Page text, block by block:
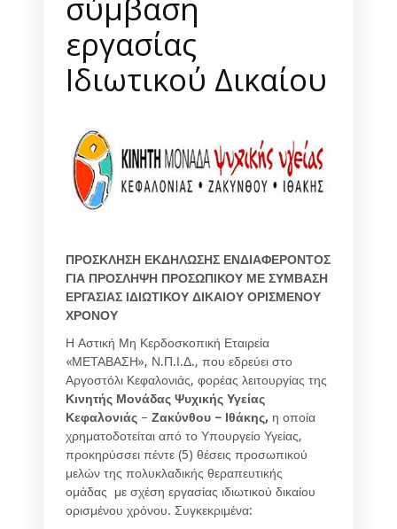
εργασίας
Ιδιωτικού Δικαίου
ΠΡΟΣΚΛΗΣΗ ΕΚΔΗΛΩΣΗΣ ΕΝΔΙΑΦΕΡΟΝΤΟΣ
ΓΙΑ ΠΡΟΣΛΗΨΗ ΠΡΟΣΩΠΙΚΟΥ ΜΕ ΣΥΜΒΑΣΗ
ΕΡΓΑΣΙΑΣ ΙΔΙΩΤΙΚΟΥ ΔΙΚΑΙΟΥ ΟΡΙΣΜΕΝΟΥ
ΧΡΟΝΟΥ
Η Αστική Μη Κερδοσκοπική Εταιρεία
«ΜΕΤΑΒΑΣΗ», Ν.Π.Ι.Δ., που εδρεύει στο
Αργοστόλι Κεφαλονιάς, φορέας λειτουργίας της
Κινητής Μονάδας Ψυχικής Υγείας
Κεφαλονιάς – Ζακύνθου – Ιθάκης, η οποία
χρηματοδοτείται από το Υπουργείο Υγείας,
προκηρύσσει πέντε (5) θέσεις προσωπικού
μελών της πολυκλαδικής θεραπευτικής
ομάδας με σχέση εργασίας ιδιωτικού δικαίου
ορισμένου χρόνου. Συγκεκριμένα: